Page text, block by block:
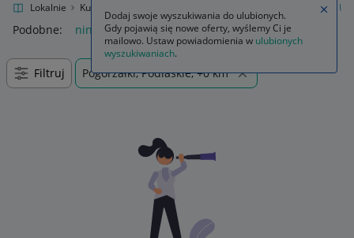
Lokalnie Kultura i rozrywka Nintendo Wii U
Podobne: nintendo wii u konsola nintendo wii u
Filtruj Pogorzałki, Podlaskie, +0 km
Dodaj swoje wyszukiwania do ulubionych.
Gdy pojawią się nowe oferty, wyślemy Ci je
mailowo. Ustaw powiadomienia w ulubionych
wyszukiwaniach.